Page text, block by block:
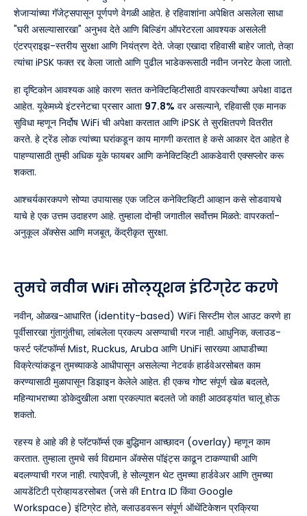
शेजाऱ्यांच्या गॅजेट्सपासून पूर्णपणे वेगळी आहेत. हे रहिवाशांना अपेक्षित असलेला साधा
"घरी असल्यासारखा" अनुभव देते आणि बिल्डिंग ऑपरेटरला आवश्यक असलेली
एंटरप्राइझ-स्तरीय सुरक्षा आणि नियंत्रण देते. जेव्हा एखादा रहिवासी बाहेर जातो, तेव्हा
त्यांचा iPSK फक्त रद्द केला जातो आणि पुढील भाडेकरूसाठी नवीन जनरेट केला जातो.
हा दृष्टिकोन आवश्यक आहे कारण सतत कनेक्टिव्हिटीसाठी वापरकर्त्यांच्या अपेक्षा वाढत
आहेत. यूकेमध्ये इंटरनेटचा प्रसार आता 97.8% वर असल्याने, रहिवासी एक मानक
सुविधा म्हणून निर्दोष WiFi ची अपेक्षा करतात आणि iPSK ते सुरक्षितपणे वितरीत
करते. हे ट्रेंड लोक त्यांच्या घरांकडून काय मागणी करतात हे कसे आकार देत आहेत हे
पाहण्यासाठी तुम्ही अधिक यूके फायबर आणि कनेक्टिव्हिटी आकडेवारी एक्सप्लोर करू
शकता.
आश्चर्यकारकपणे सोप्या उपायासह एक जटिल कनेक्टिव्हिटी आव्हान कसे सोडवायचे
याचे हे एक उत्तम उदाहरण आहे. तुम्हाला दोन्ही जगातील सर्वोत्तम मिळते: वापरकर्ता-
अनुकूल ॲक्सेस आणि मजबूत, केंद्रीकृत सुरक्षा.
तुमचे नवीन WiFi सोल्यूशन इंटिग्रेट करणे
नवीन, ओळख-आधारित (identity-based) WiFi सिस्टीम रोल आउट करणे हा
पूर्वीसारखा गुंतागुंतीचा, लांबलेला प्रकल्प असण्याची गरज नाही. आधुनिक, क्लाउड-
फर्स्ट प्लॅटफॉर्म्स Mist, Ruckus, Aruba आणि UniFi सारख्या आघाडीच्या
विक्रेत्यांकडून तुमच्याकडे आधीपासून असलेल्या नेटवर्क हार्डवेअरसोबत काम
करण्यासाठी मुळापासून डिझाइन केलेले आहेत. ही एकच गोष्ट संपूर्ण खेळ बदलते,
महिन्याभराच्या डोकेदुखीला अशा प्रकल्पात बदलते जो काही आठवड्यांत चालू होऊ
शकतो.
रहस्य हे आहे की हे प्लॅटफॉर्म्स एक बुद्धिमान आच्छादन (overlay) म्हणून काम
करतात. तुम्हाला तुमचे सर्व विद्यमान ॲक्सेस पॉइंट्स काढून टाकण्याची आणि
बदलण्याची गरज नाही. त्याऐवजी, हे सोल्यूशन थेट तुमच्या हार्डवेअर आणि तुमच्या
आयडेंटिटी प्रोव्हायडरसोबत (जसे की Entra ID किंवा Google
Workspace) इंटिग्रेट होते, क्लाउडवरून संपूर्ण ऑथेंटिकेशन प्रक्रिया